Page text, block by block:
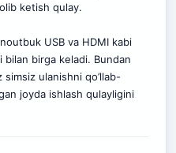
ketish qulay.
USB va HDMI kabi
bilan birga keladi. Bundan
ulanishni qo’llab-
joyda ishlash qulayligini